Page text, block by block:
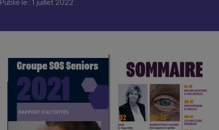
Publié le : 1 juillet 2022